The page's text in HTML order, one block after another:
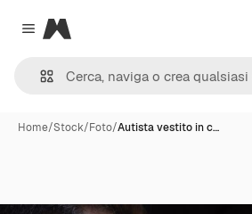
Close menu
Magnific
Home/Stock/Foto/Autista vestito in c…